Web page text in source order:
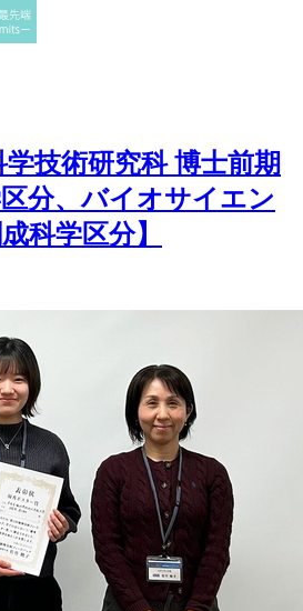
技術研究科 博士前期
分、バイオサイエン
科学区分】